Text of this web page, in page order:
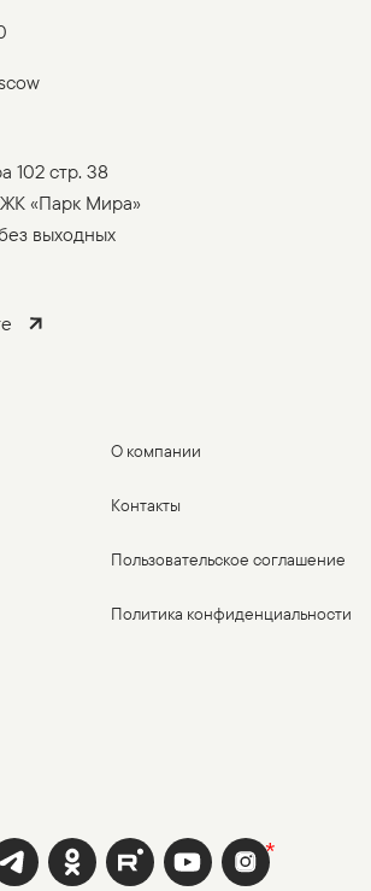
102 стр. 38
«Парк Мира»
выходных
О компании
Контакты
Пользовательское соглашение
Политика конфиденциальности